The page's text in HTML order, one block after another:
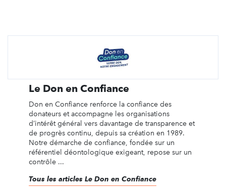
Le Don en Confiance
Don en Confiance renforce la confiance des
donateurs et accompagne les organisations
d’intérêt général vers davantage de transparence et
de progrès continu, depuis sa création en 1989.
Notre démarche de confiance, fondée sur un
référentiel déontologique exigeant, repose sur un
contrôle ...
Tous les articles Le Don en Confiance